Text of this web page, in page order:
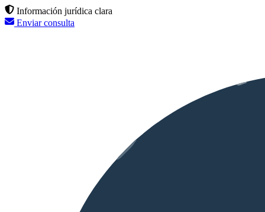
Información jurídica clara
Enviar consulta